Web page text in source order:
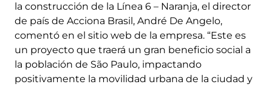
la construcción de la Línea 6 – Naranja, el director
de país de Acciona Brasil, André De Angelo,
comentó en el sitio web de la empresa. “Este es
un proyecto que traerá un gran beneficio social a
la población de São Paulo, impactando
positivamente la movilidad urbana de la ciudad y